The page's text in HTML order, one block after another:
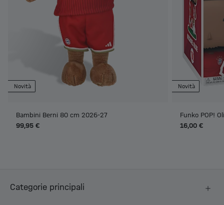
Novità
Bambini Berni 80 cm 2026-27
99,95 €
Novità
Funko POP!
16,00 €
Categorie principali